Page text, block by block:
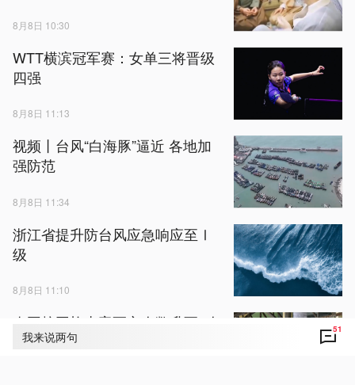
我来说两句 51
8月8日 10:30
WTT横滨冠军赛：女单三将晋级
四强
8月8日 11:13
视频丨台风“白海豚”逼近 各地加
强防范
8月8日 11:34
浙江省提升防台风应急响应至Ⅰ
级
8月8日 11:10
泰国校园枪击案死亡人数升至9人